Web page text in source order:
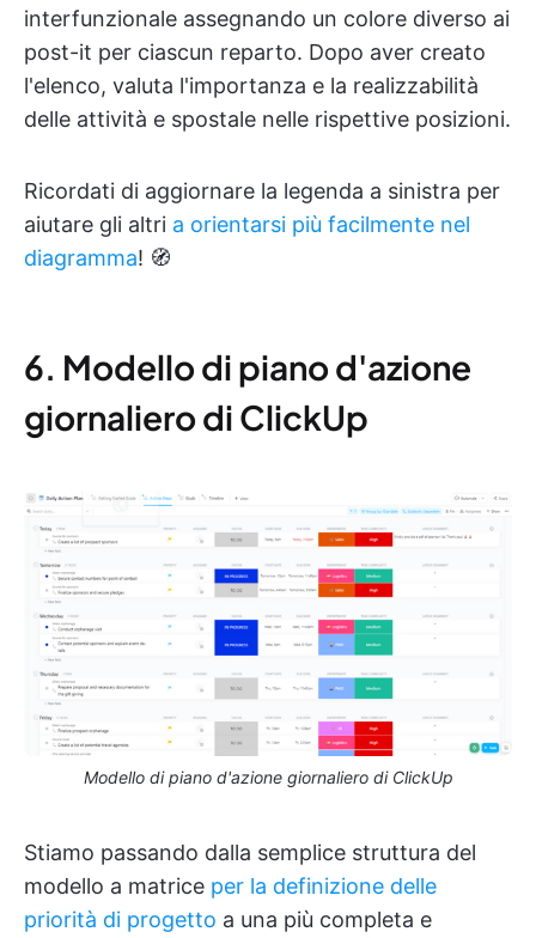
interfunzionale assegnando un colore diverso ai
post-it per ciascun reparto. Dopo aver creato
l'elenco, valuta l'importanza e la realizzabilità
delle attività e spostale nelle rispettive posizioni.
Ricordati di aggiornare la legenda a sinistra per
aiutare gli altri a orientarsi più facilmente nel
diagramma! 🧭
6. Modello di piano d'azione
giornaliero di ClickUp
Modello di piano d'azione giornaliero di ClickUp
Stiamo passando dalla semplice struttura del
modello a matrice per la definizione delle
priorità di progetto a una più completa e